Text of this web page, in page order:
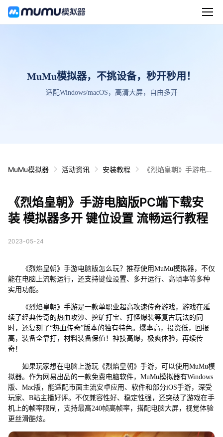
MuMu模拟器，不挑设备，秒开秒用！
适配Windows/macOS，高清大屏，自由多开
MuMu模拟器 活动资讯 安装教程
《烈焰皇朝》手游电脑
运行教程
《烈焰皇朝》手游电脑版PC端下载安
装 模拟器多开 键位设置 流畅运行教程
2023-05-24
《烈焰皇朝》手游电脑版怎么玩？推荐使用MuMu模拟器，不仅
能在电脑上流畅运行，还支持键位设置、多开运行、高帧率等多种
实用功能。
《烈焰皇朝》手游是一款单职业超高攻速传奇游戏，游戏在延
续了经典传奇的热血攻沙、挖矿打宝、打怪爆装等复古玩法的同
时，还复刻了“热血传奇”版本的独有特色。爆率高，投资低，回报
高，装备全靠打，材料装备保值！神技高爆，极爽体验，再续传
奇！
如果玩家想在电脑上游玩《烈焰皇朝》手游，可以使用MuMu模
拟器。作为网易出品的一款免费电脑软件，MuMu模拟器有Windows
版、Mac版，能适配市面主流安卓应用、软件和部分iOS手游，深受
玩家、B站主播好评。不仅兼容性好、稳定性强，还突破了游戏在手
机上的帧率限制，支持最高240帧高帧率，搭配电脑大屏，视觉体验
更丝滑酷炫。